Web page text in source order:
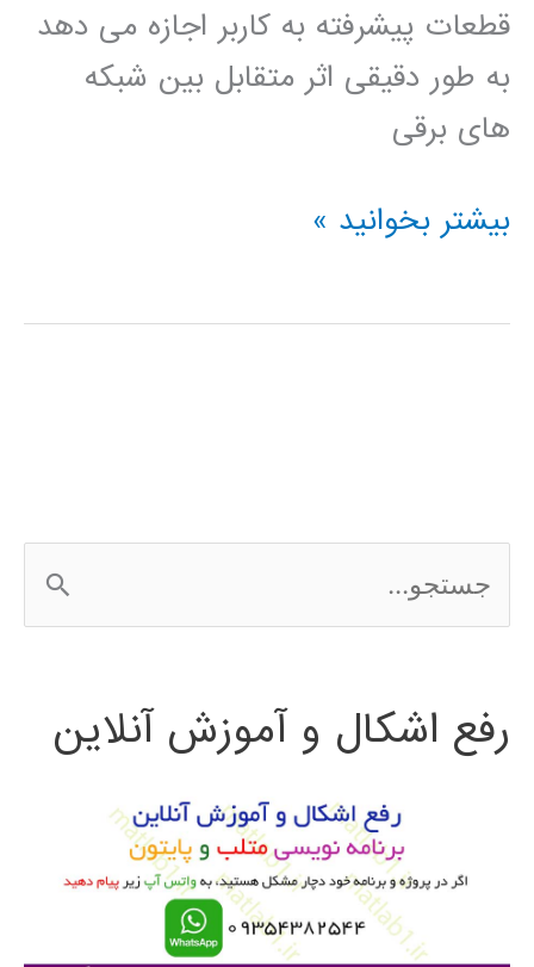
قطعات پیشرفته به کاربر اجازه می دهد
به طور دقیقی اثر متقابل بین شبکه
های برقی
آموزش
افزار
بیشتر بخوانید »
س
ج
رفع اشکال و آموزش آنلاین